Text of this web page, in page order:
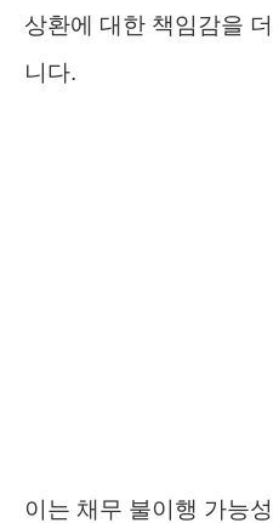
상환에 대한 책임감을
니다.
이는 채무 불이행 가능